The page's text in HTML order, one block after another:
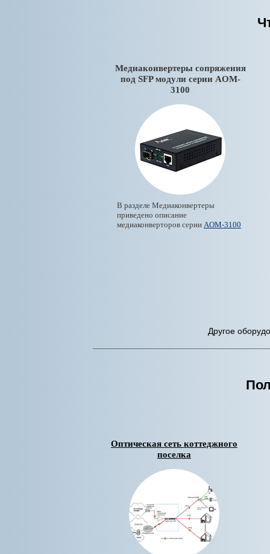
Медиаконвертеры сопряжения
под SFP модули серии AOM-
3100
В разделе Медиаконвертеры
приведено описание
медиаконверторов серии AOM-3100
Другое
Оптическая сеть коттеджного
поселка